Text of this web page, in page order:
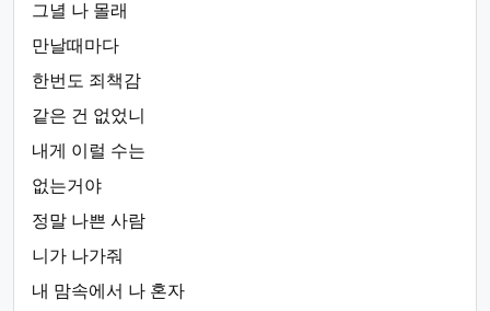
그녈 나 몰래
만날때마다
한번도 죄책감
같은 건 없었니
내게 이럴 수는
없는거야
정말 나쁜 사람
니가 나가줘
내 맘속에서 나 혼자